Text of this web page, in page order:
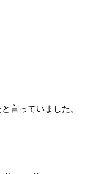
言っていました。